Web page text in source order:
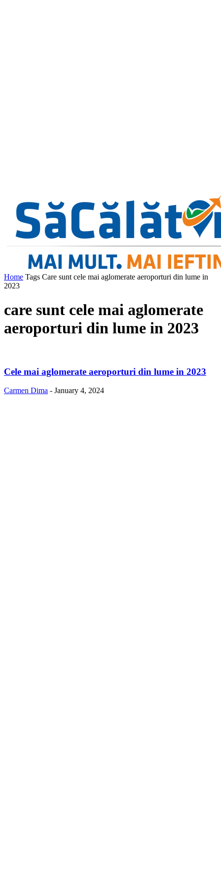
Home Tags Care sunt cele mai aglomerate aeroporturi din lume in
2023
care sunt cele mai aglomerate
aeroporturi din lume in 2023
Cele mai aglomerate aeroporturi din lume in 2023
Carmen Dima - January 4, 2024